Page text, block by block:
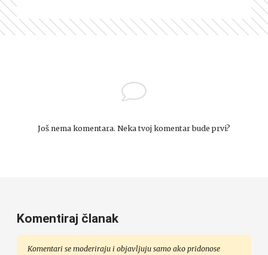
Još nema komentara. Neka tvoj komentar bude prvi?
Komentiraj članak
Komentari se moderiraju i objavljuju samo ako pridonose